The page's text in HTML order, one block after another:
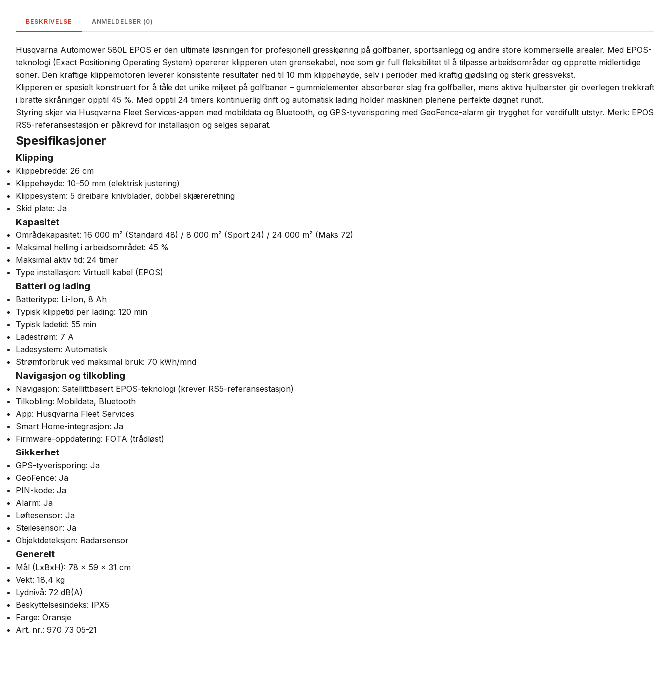
BESKRIVELSE ANMELDELSER (0)
Husqvarna Automower 580L EPOS er den ultimate løsningen for profesjonell gresskjøring på golfbaner, sportsanlegg og andre store kommersielle arealer. Med EPOS-
teknologi (Exact Positioning Operating System) opererer klipperen uten grensekabel, noe som gir full fleksibilitet til å tilpasse arbeidsområder og opprette midlertidige
soner. Den kraftige klippemotoren leverer konsistente resultater ned til 10 mm klippehøyde, selv i perioder med kraftig gjødsling og sterk gressvekst.
Klipperen er spesielt konstruert for å tåle det unike miljøet på golfbaner – gummielementer absorberer slag fra golfballer, mens aktive hjulbørster gir overlegen trekkraft
i bratte skråninger opptil 45 %. Med opptil 24 timers kontinuerlig drift og automatisk lading holder maskinen plenene perfekte døgnet rundt.
Styring skjer via Husqvarna Fleet Services-appen med mobildata og Bluetooth, og GPS-tyverisporing med GeoFence-alarm gir trygghet for verdifullt utstyr. Merk: EPOS
RS5-referansestasjon er påkrevd for installasjon og selges separat.
Spesifikasjoner
Klipping
Klippebredde: 26 cm
Klippehøyde: 10–50 mm (elektrisk justering)
Klippesystem: 5 dreibare knivblader, dobbel skjæreretning
Skid plate: Ja
Kapasitet
Områdekapasitet: 16 000 m² (Standard 48) / 8 000 m² (Sport 24) / 24 000 m² (Maks 72)
Maksimal helling i arbeidsområdet: 45 %
Maksimal aktiv tid: 24 timer
Type installasjon: Virtuell kabel (EPOS)
Batteri og lading
Batteritype: Li-Ion, 8 Ah
Typisk klippetid per lading: 120 min
Typisk ladetid: 55 min
Ladestrøm: 7 A
Ladesystem: Automatisk
Strømforbruk ved maksimal bruk: 70 kWh/mnd
Navigasjon og tilkobling
Navigasjon: Satellittbasert EPOS-teknologi (krever RS5-referansestasjon)
Tilkobling: Mobildata, Bluetooth
App: Husqvarna Fleet Services
Smart Home-integrasjon: Ja
Firmware-oppdatering: FOTA (trådløst)
Sikkerhet
GPS-tyverisporing: Ja
GeoFence: Ja
PIN-kode: Ja
Alarm: Ja
Løftesensor: Ja
Steilesensor: Ja
Objektdeteksjon: Radarsensor
Generelt
Mål (LxBxH): 78 x 59 x 31 cm
Vekt: 18,4 kg
Lydnivå: 72 dB(A)
Beskyttelsesindeks: IPX5
Farge: Oransje
Art. nr.: 970 73 05-21